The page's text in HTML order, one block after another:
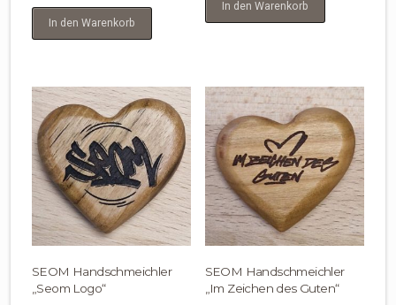
In den Warenkorb
In den Warenkorb
SEOM Handschmeichler
„Seom Logo“
SEOM Handschmeichler
„Im Zeichen des Guten“